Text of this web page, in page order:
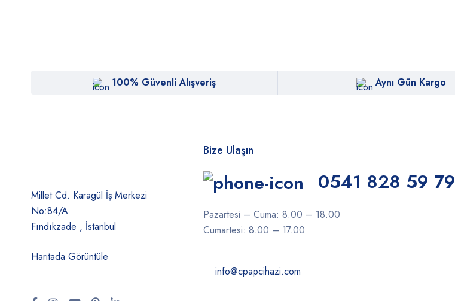
100% Güvenli Alışveriş Aynı Gün Kargo
Millet Cd. Karagül İş Merkezi
No:84/A
Fındıkzade , İstanbul
Haritada Görüntüle
Bize Ulaşın
0541 828 59 79
Pazartesi – Cuma: 8.00 – 18.00
Cumartesi: 8.00 – 17.00
info@cpapcihazi.com